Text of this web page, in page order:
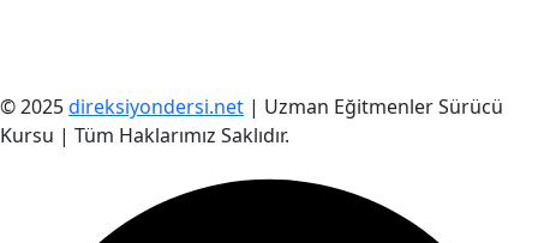
© 2025direksiyondersi.net | Uzman Eğitmenler Sürücü
Kursu | Tüm Haklarımız Saklıdır.